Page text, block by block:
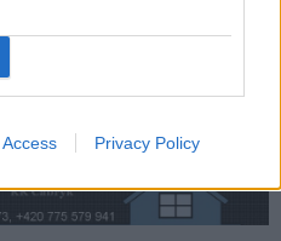
Privacy Policy